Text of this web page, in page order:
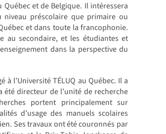
et de ­Belgique. Il intéressera
niveau préscolaire que primaire ou
et dans toute la francophonie.
au secondaire, et les étudiantes et
dans la perspective du
l’Université TÉLUQ au Québec. Il a
été directeur de l’unité de recherche
portent principalement sur
d’usage des manuels scolaires
Ses travaux ont été couronnés par